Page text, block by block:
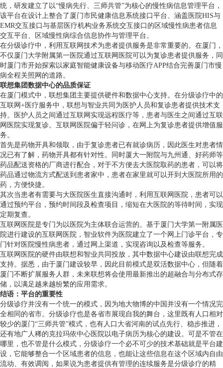
统，研发建立了以“慢病先行、三师共管”为核心的慢性病信息管理平台，
该平台在设计上整合了厦门市民健康信息系统接口平台、涵盖医院HIS与
EMR交互接口与基层医疗机构业务系统交互接口的区域慢性病患者信息
交互平台、区域慢性病综合信息协作与管理平台。
在分级诊疗中，利用互联网技术为患者提供服务是非常重要的。在厦门，
不仅厦门大学附属第一医院通过互联网医院可以为复诊患者提供服务，同
时厦门市开始探索以家庭智能健康设备与移动医疗APP结合完善厦门市慢
病全程关照网的道路。
联想集团数据中心的品质保证
在厦门模式中，联想集团主要提供硬件和数据中心支持。在分级诊疗中的
互联网+医疗服务中，联想与智业共同为医护人员和复诊患者提供技术支
持。医护人员之间通过互联网实现远程医疗等，患者与医生之间通过互联
网医院实现复诊。互联网医院偏于轻问诊，在网上为复诊患者提供增值服
务。
首先是药物开具和领取，由于复诊患者已有就诊病历，因此医生对患者情
况已有了解，药物开具都有针对性。同时厦大一附院与九州通、好药师等
药品配送资格的厂商进行配合，对于不方便去大医院取药的患者，可以将
药品通过物流方式配送到患者家中，患者在家里就可以开到大医院所用的
药，方便快捷。
其次当患者有需要与大医院医生直接沟通时，利用互联网医院，患者可以
通过预约平台，预约时间段及检查项目，缩短在大医院的等待时间，实现
定期复查。
互联网医院是专门为以医院为主体联合运营的。基于厦门大学第一附属医
院进行建设的互联网医院，智业软件为医院建立了一个网上门诊平台，专
门针对医院慢性病患者，通过网上渠道，实现咨询以及检查等服务。
互联网医院的硬件由联想和智业共同投放，其中数据中心建设由联想完成
支持。据悉，由于厦门建设较早，因此目前模式是双活数据中心，但随着
厦门不断扩展服务人群，未来联想将会使用最新推出的超融合与分布式存
储，以满足越来越纷繁的应用需求。
结语：平台的重要性
分级诊疗并没有一个统一的模式，因为地大物博的中国并没有一个情况完
全相同的省市。分级诊疗也是各省市展现自我的舞台，这里既有人口相对
较少的厦门“三师共管”模式，也有人口大省河南的试点先行、稳步推进，
还有地广人稀的克拉玛依中心医院以电子病历为核心的建设。可是不管在
哪里，也不管是什么模式，分级诊疗一个必不可少的技术基础就是平台建
设，它能够整合一个区域患者的信息，也能让这些信息在这个区域内自由
流动、有效调阅，如果说为患者提供有管理的连续服务是分级诊疗的精